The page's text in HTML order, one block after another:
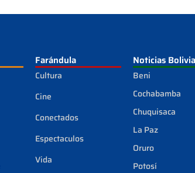
Farándula
Cultura
Cine
Conectados
Espectaculos
Vida
Noticias Bolivia
Beni
Cochabamba
Chuquisaca
La Paz
Oruro
Potosí